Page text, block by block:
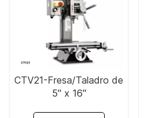
CTV21-Fresa/Taladro de
5" x 16"